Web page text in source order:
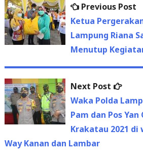
Post
navigation
Previous Post
Ketua
Lampung Riana
Menutup
Next Post
Next
Waka Polda
Pam dan Pos
Krakatau 2021
Way Kanan dan Lambar